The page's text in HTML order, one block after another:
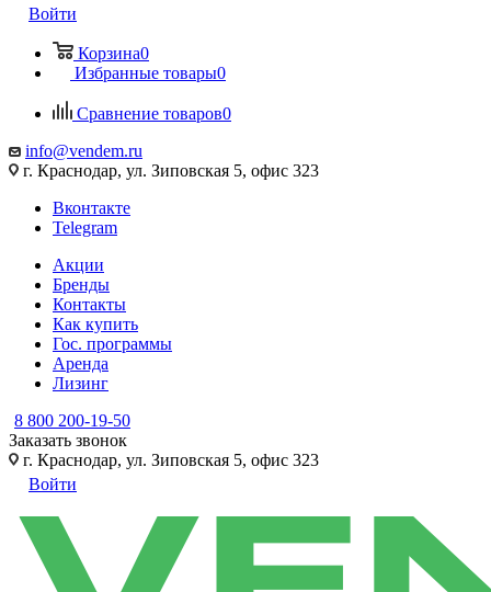
Войти
Корзина0
Избранные товары0
Сравнение товаров0
info@vendem.ru
г. Краснодар, ул. Зиповская 5, офис 323
Вконтакте
Telegram
Акции
Бренды
Контакты
Как купить
Гос. программы
Аренда
Лизинг
8 800 200-19-50
Заказать звонок
г. Краснодар, ул. Зиповская 5, офис 323
Войти